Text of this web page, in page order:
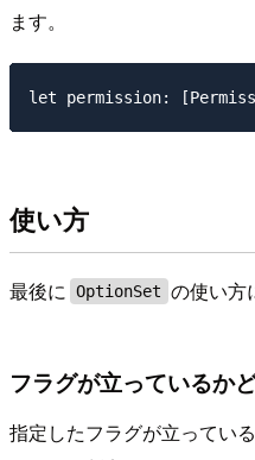
ます。
使い方
最後に OptionSet の使い方
フラグが立っているか
指定したフラグが立っている